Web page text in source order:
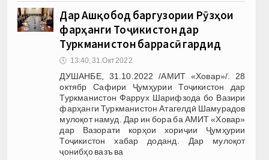
Дар Ашқобод баргузории Рӯзҳои
фарҳанги Тоҷикистон дар
Туркманистон баррасӣ гардид
🕔 13:40, 31.Окт 2022
ДУШАНБЕ, 31.10.2022 /АМИТ «Ховар»/. 28
октябр Сафири Ҷумҳурии Тоҷикистон дар
Туркманистон Фаррух Шарифзода бо Вазири
фарҳанги Туркманистон Атагелдӣ Шамурадов
мулоқот намуд. Дар ин бора ба АМИТ «Ховар»
дар Вазорати корҳои хориҷии Ҷумҳурии
Тоҷикистон хабар доданд. Дар мулоқот
ҷонибҳо вазъ ва